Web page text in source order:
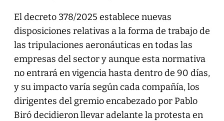
El decreto 378/2025 establece nuevas
disposiciones relativas a la forma de trabajo de
las tripulaciones aeronáuticas en todas las
empresas del sector y aunque esta normativa
no entrará en vigencia hasta dentro de 90 días,
y su impacto varía según cada compañía, los
dirigentes del gremio encabezado por Pablo
Biró decidieron llevar adelante la protesta en